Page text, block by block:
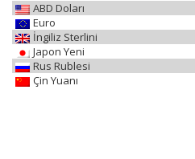
ABD Doları
Euro
İngiliz Sterlini
Japon Yeni
Rus Rublesi
Çin Yuanı